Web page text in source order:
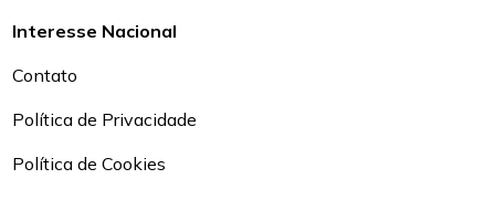
Interesse Nacional
Contato
Política de Privacidade
Política de Cookies